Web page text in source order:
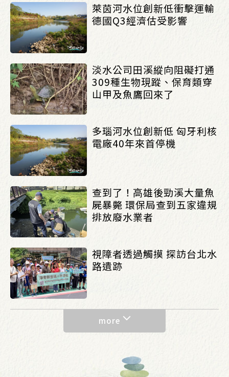
萊茵河水位創新低衝擊運輸
德國Q3經濟估受影響
淡水公司田溪縱向阻礙打通
309種生物現蹤、保育類穿
山甲及魚鷹回來了
多瑙河水位創新低 匈牙利核
電廠40年來首停機
查到了！高雄後勁溪大量魚
屍暴斃 環保局查到五家違規
排放廢水業者
視障者透過觸摸 探訪台北水
路遺跡
more